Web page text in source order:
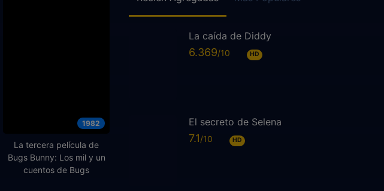
1982
La tercera película de
Bugs Bunny: Los mil y un
cuentos de Bugs
La caída de Diddy
6.369 HD
El secreto de Selena
7.1 HD